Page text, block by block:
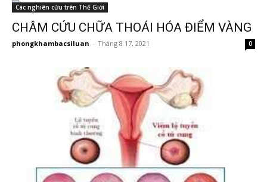
Các nghiên cứu trên Thế Giới
CHÂM CỨU CHỮA THOÁI HÓA ĐIỂM VÀNG
phongkhambacsiluan - Tháng 8 17, 2021 0